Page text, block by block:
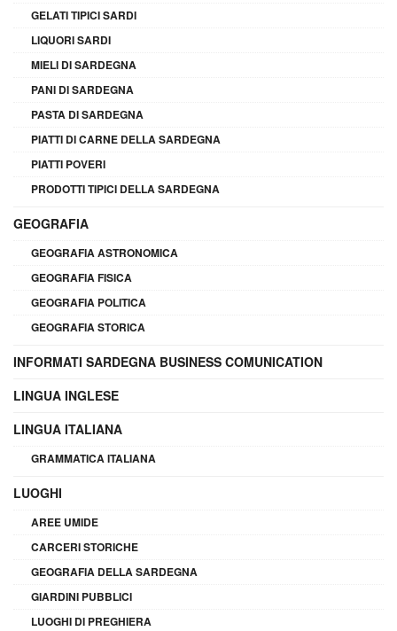
GELATI TIPICI SARDI
LIQUORI SARDI
MIELI DI SARDEGNA
PANI DI SARDEGNA
PASTA DI SARDEGNA
PIATTI DI CARNE DELLA SARDEGNA
PIATTI POVERI
PRODOTTI TIPICI DELLA SARDEGNA
GEOGRAFIA
GEOGRAFIA ASTRONOMICA
GEOGRAFIA FISICA
GEOGRAFIA POLITICA
GEOGRAFIA STORICA
INFORMATI SARDEGNA BUSINESS COMUNICATION
LINGUA INGLESE
LINGUA ITALIANA
GRAMMATICA ITALIANA
LUOGHI
AREE UMIDE
CARCERI STORICHE
GEOGRAFIA DELLA SARDEGNA
GIARDINI PUBBLICI
LUOGHI DI PREGHIERA